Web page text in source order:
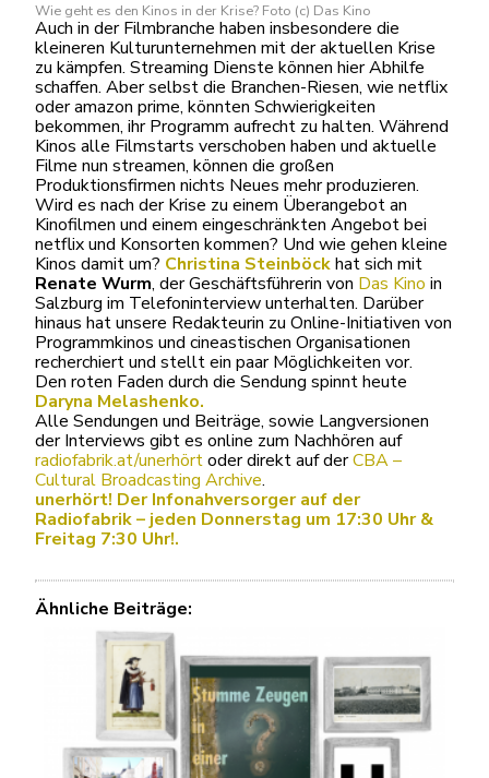
Wie geht es den Kinos in der Krise? Foto (c) Das Kino
Auch in der Filmbranche haben insbesondere die
kleineren Kulturunternehmen mit der aktuellen Krise
zu kämpfen. Streaming Dienste können hier Abhilfe
schaffen. Aber selbst die Branchen-Riesen, wie netflix
oder amazon prime, könnten Schwierigkeiten
bekommen, ihr Programm aufrecht zu halten. Während
Kinos alle Filmstarts verschoben haben und aktuelle
Filme nun streamen, können die großen
Produktionsfirmen nichts Neues mehr produzieren.
Wird es nach der Krise zu einem Überangebot an
Kinofilmen und einem eingeschränkten Angebot bei
netflix und Konsorten kommen? Und wie gehen kleine
Kinos damit um? Christina Steinböckhat sich mit
Renate Wurm, der Geschäftsführerin von Das Kino in
Salzburg im Telefoninterview unterhalten. Darüber
hinaus hat unsere Redakteurin zu Online-Initiativen von
Programmkinos und cineastischen Organisationen
recherchiert und stellt ein paar Möglichkeiten vor.
Den roten Faden durch die Sendung spinnt heute
Daryna Melashenko.
Alle Sendungen und Beiträge, sowie Langversionen
der Interviews gibt es online zum Nachhören auf
radiofabrik.at/unerhörtoder direkt auf derCBA –
Cultural Broadcasting Archive.
unerhört! Der Infonahversorger auf der
Radiofabrik – jeden Donnerstag um 17:30 Uhr &
Freitag 7:30 Uhr!.
Ähnliche Beiträge: